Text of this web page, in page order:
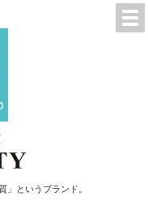
」というブランド。